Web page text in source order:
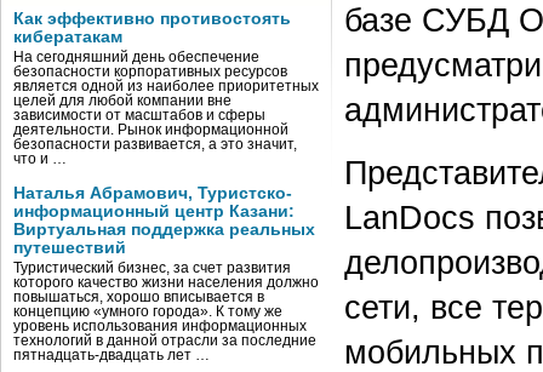
Как эффективно противостоять
кибератакам
На сегодняшний день обеспечение
безопасности корпоративных ресурсов
является одной из наиболее приоритетных
целей для любой компании вне
зависимости от масштабов и сферы
деятельности. Рынок информационной
безопасности развивается, а это значит,
что и …
Наталья Абрамович, Туристско-
информационный центр Казани:
Виртуальная поддержка реальных
путешествий
Туристический бизнес, за счет развития
которого качество жизни населения должно
повышаться, хорошо вписывается в
концепцию «умного города». К тому же
уровень использования информационных
технологий в данной отрасли за последние
пятнадцать-двадцать лет …
базе СУБД
LanDocs
сети, все
мобильных